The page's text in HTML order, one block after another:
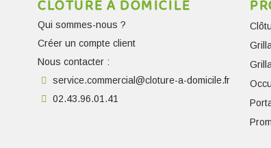
CLÔTURE À DOMICILE
Qui sommes-nous ?
Créer un compte client
Nous contacter :
service.commercial@cloture-a-domicile.fr
02.43.96.01.41